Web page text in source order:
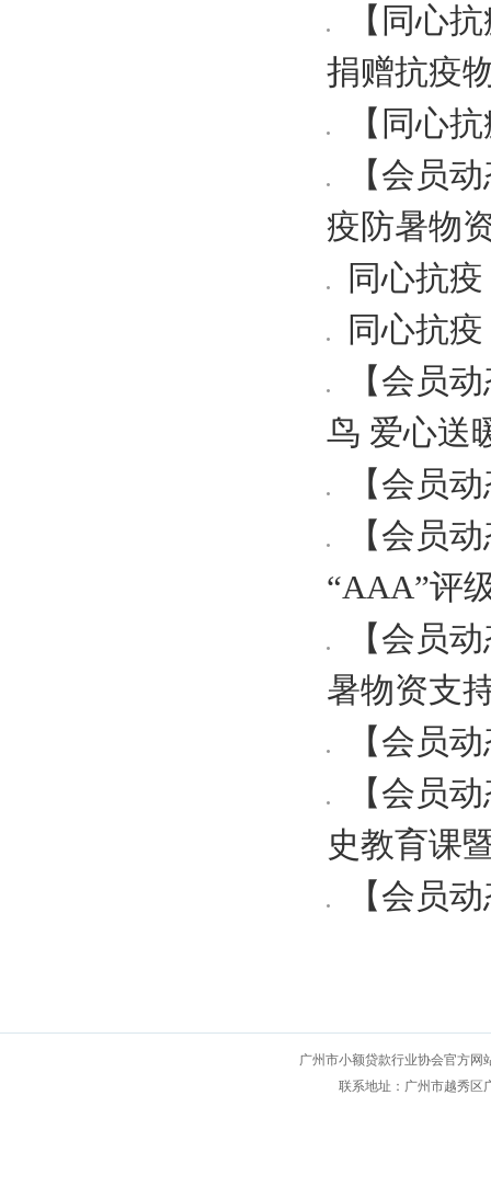
【同心
捐赠抗疫
【同心
【会员
疫防暑物
同心抗
同心抗
【会员
鸟 爱心送
【会员
【会员
“AAA”评
【会员
暑物资支
【会员
【会员
史教育课
【会员
广州市小额贷款行业协会官方网
联系地址：广州市越秀区